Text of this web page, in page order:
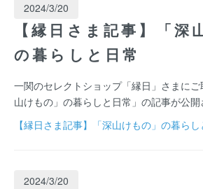
2024/3/20
【縁日さま記事】「深
の暮らしと日常
一関のセレクトショップ「縁日」さまに
山けもの」の暮らしと日常」の記事が公開
【縁日さま記事】「深山けもの」の暮ら
2024/3/20